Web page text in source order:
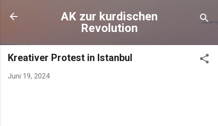
AK zur kurdischen
Revolution
Kreativer Protest in Istanbul
Juni 19, 2024